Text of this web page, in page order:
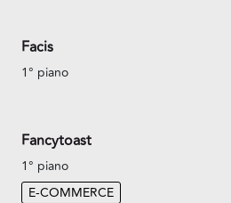
Facis
1° piano
Fancytoast
1° piano
E-COMMERCE